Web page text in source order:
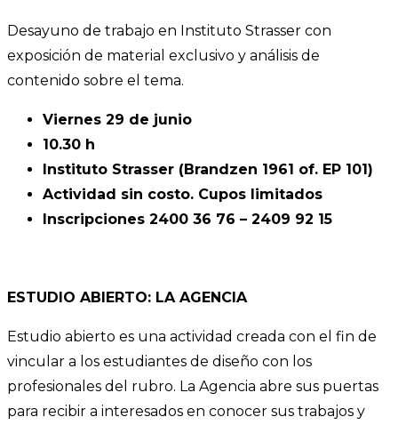
Desayuno de trabajo en Instituto Strasser con
exposición de material exclusivo y análisis de
contenido sobre el tema.
Viernes 29 de junio
10.30 h
Instituto Strasser (Brandzen 1961 of. EP 101)
Actividad sin costo. Cupos limitados
Inscripciones 2400 36 76 – 2409 92 15
ESTUDIO ABIERTO: LA AGENCIA
Estudio abierto es una actividad creada con el fin de
vincular a los estudiantes de diseño con los
profesionales del rubro. La Agencia abre sus puertas
para recibir a interesados en conocer sus trabajos y